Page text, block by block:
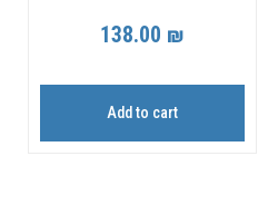
138.00 ₪
Add to cart